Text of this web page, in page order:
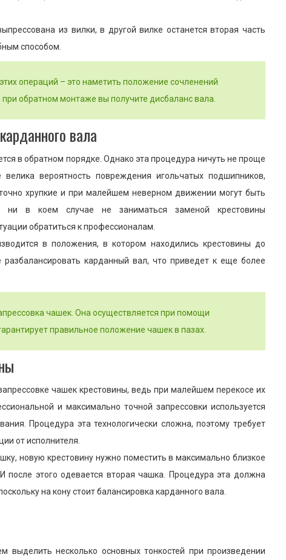
из вилки, в другой вилке останется вторая часть
способом.
операций – это наметить положение сочленений
при обратном монтаже вы получите дисбаланс вала.
вала
в обратном порядке. Однако эта процедура ничуть не проще
вероятность повреждения игольчатых подшипников,
хрупкие и при малейшем неверном движении могут быть
ни в коем случае не заниматься заменой крестовины
обратиться к профессионалам.
в положения, в котором находились крестовины до
разбалансировать карданный вал, что приведет к еще более
чашек. Она осуществляется при помощи
правильное положение чашек в пазах.
чашек крестовины, ведь при малейшем перекосе их
и максимально точной запрессовки используется
Процедура эта технологически сложна, поэтому требует
от исполнителя.
новую крестовину нужно поместить в максимально близкое
после этого одевается вторая чашка. Процедура эта должна
на кону стоит балансировка карданного вала.
несколько основных тонкостей при произведении